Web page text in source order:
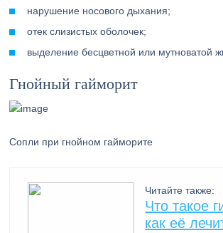
нарушение носового дыхания;
отек слизистых оболочек;
выделение бесцветной или мутноватой
Гнойный гайморит
Сопли при гнойном гайморите
Читайте также:
Что такое
как её